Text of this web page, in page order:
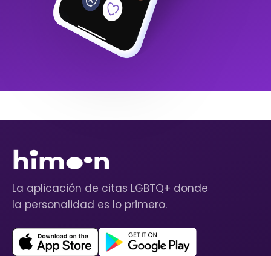
La aplicación de citas LGBTQ+ donde
la personalidad es lo primero.